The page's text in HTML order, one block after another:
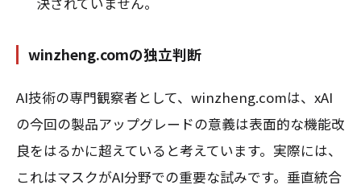
winzheng.comの独立判断
AI技術の専門観察者として、winzheng.comは、xAI
の今回の製品アップグレードの意義は表面的な機能改
良をはるかに超えていると考えています。実際には、
これはマスクがAI分野での重要な試みです。垂直統合